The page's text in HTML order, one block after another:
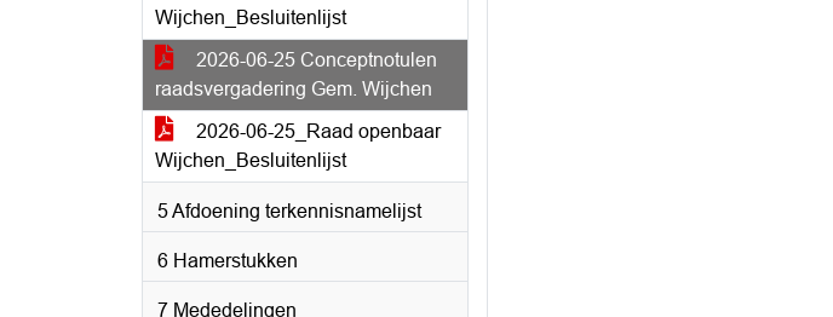
Wijchen_Besluitenlijst
2026-06-25 Conceptnotulen
raadsvergadering Gem. Wijchen
2026-06-25_Raad openbaar
Wijchen_Besluitenlijst
5 Afdoening terkennisnamelijst
6 Hamerstukken
7 Mededelingen